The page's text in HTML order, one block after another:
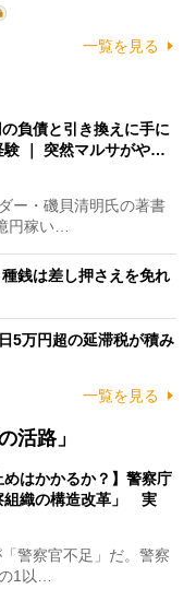
一覧を見る
負債と引き換えに手に
験 ｜ 突然マルサがや…
ー・磯貝清明氏の著書
円稼い…
銭は差し押さえを免れ
5万円超の延滞税が積み
一覧を見る
活路」
めはかかるか？】警察庁
組織の構造改革」 実
警察官不足」だ。警察
1以…